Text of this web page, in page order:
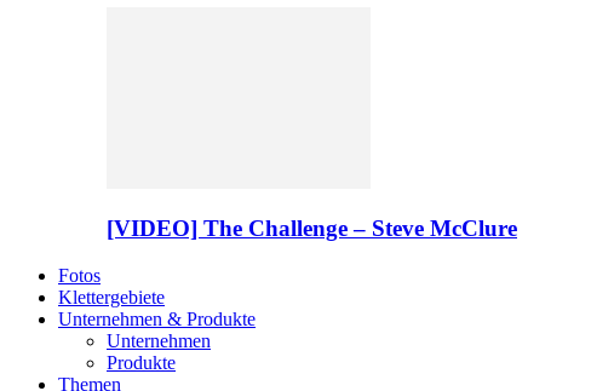
[VIDEO] The Challenge – Steve McClure
Fotos
Klettergebiete
Unternehmen & Produkte
Unternehmen
Produkte
Themen